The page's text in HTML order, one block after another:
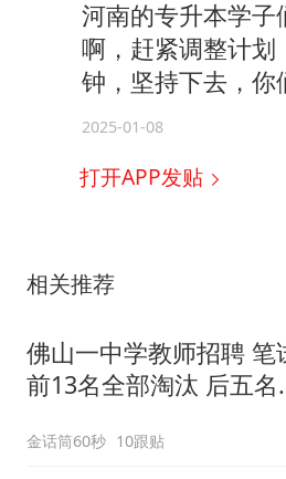
河南的专升本学子
啊，赶紧调整计划
钟，坚持下去，你
2025-01-08
打开APP发贴
相关推荐
佛山一中学教师招聘 笔
前13名全部淘汰 后五名
金话筒60秒 10跟贴